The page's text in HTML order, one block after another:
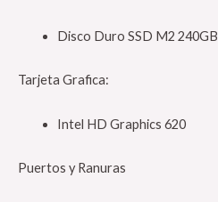
Disco Duro SSD M2 240GB
Tarjeta Grafica:
Intel HD Graphics 620
Puertos y Ranuras